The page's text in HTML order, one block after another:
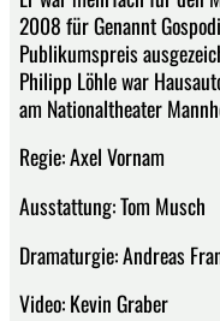
2008 für Genannt
Publikumspreis
Philipp Löhle war
am Nationaltheater
Regie: Axel Vornam
Ausstattung: Tom Musch
Dramaturgie: Andreas
Video: Kevin Graber